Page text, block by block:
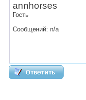
annhorses
Гость
Сообщений: n/a